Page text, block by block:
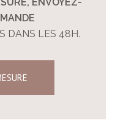
ENVOYEZ-
DANS LES 48H.